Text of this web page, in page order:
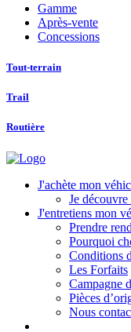
Gamme
Après-vente
Concessions
Tout-terrain
Trail
Routière
J'achète mon
Je
J'entretiens mon
Prendre
Pourquoi
Conditions
Les Forfaits
Campagne
Pièces
Nous